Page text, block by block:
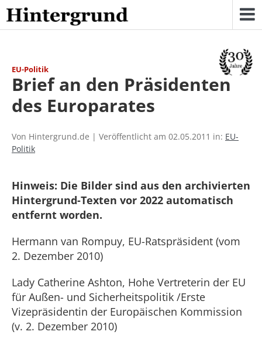
Skip
to
content
EU-Politik
Brief an den Präsidenten
des Europarates
Von Hintergrund.de | Veröffentlicht am 02.05.2011 in: EU-
Politik
Hinweis: Die Bilder sind aus den archivierten
Hintergrund-Texten vor 2022 automatisch
entfernt worden.
Hermann van Rompuy, EU-Ratspräsident (vom
2. Dezember 2010)
Lady Catherine Ashton, Hohe Vertreterin der EU
für Außen- und Sicherheitspolitik /Erste
Vizepräsidentin der Europäischen Kommission
(v. 2. Dezember 2010)